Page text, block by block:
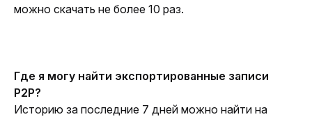
можно скачать не более 10 раз.
Где я могу найти экспортированные записи
P2P?
Историю за последние 7 дней можно найти на